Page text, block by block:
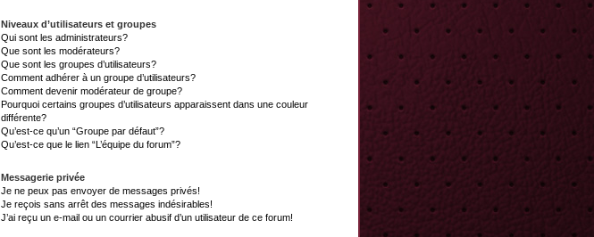
Niveaux d’utilisateurs et groupes
Qui sont les administrateurs?
Que sont les modérateurs?
Que sont les groupes d’utilisateurs?
Comment adhérer à un groupe d’utilisateurs?
Comment devenir modérateur de groupe?
Pourquoi certains groupes d’utilisateurs apparaissent dans une couleur
différente?
Qu’est-ce qu’un “Groupe par défaut”?
Qu’est-ce que le lien “L’équipe du forum”?
Messagerie privée
Je ne peux pas envoyer de messages privés!
Je reçois sans arrêt des messages indésirables!
J’ai reçu un e-mail ou un courrier abusif d’un utilisateur de ce forum!